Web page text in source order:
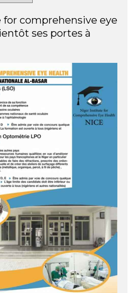
comprehensive eye
ses portes à